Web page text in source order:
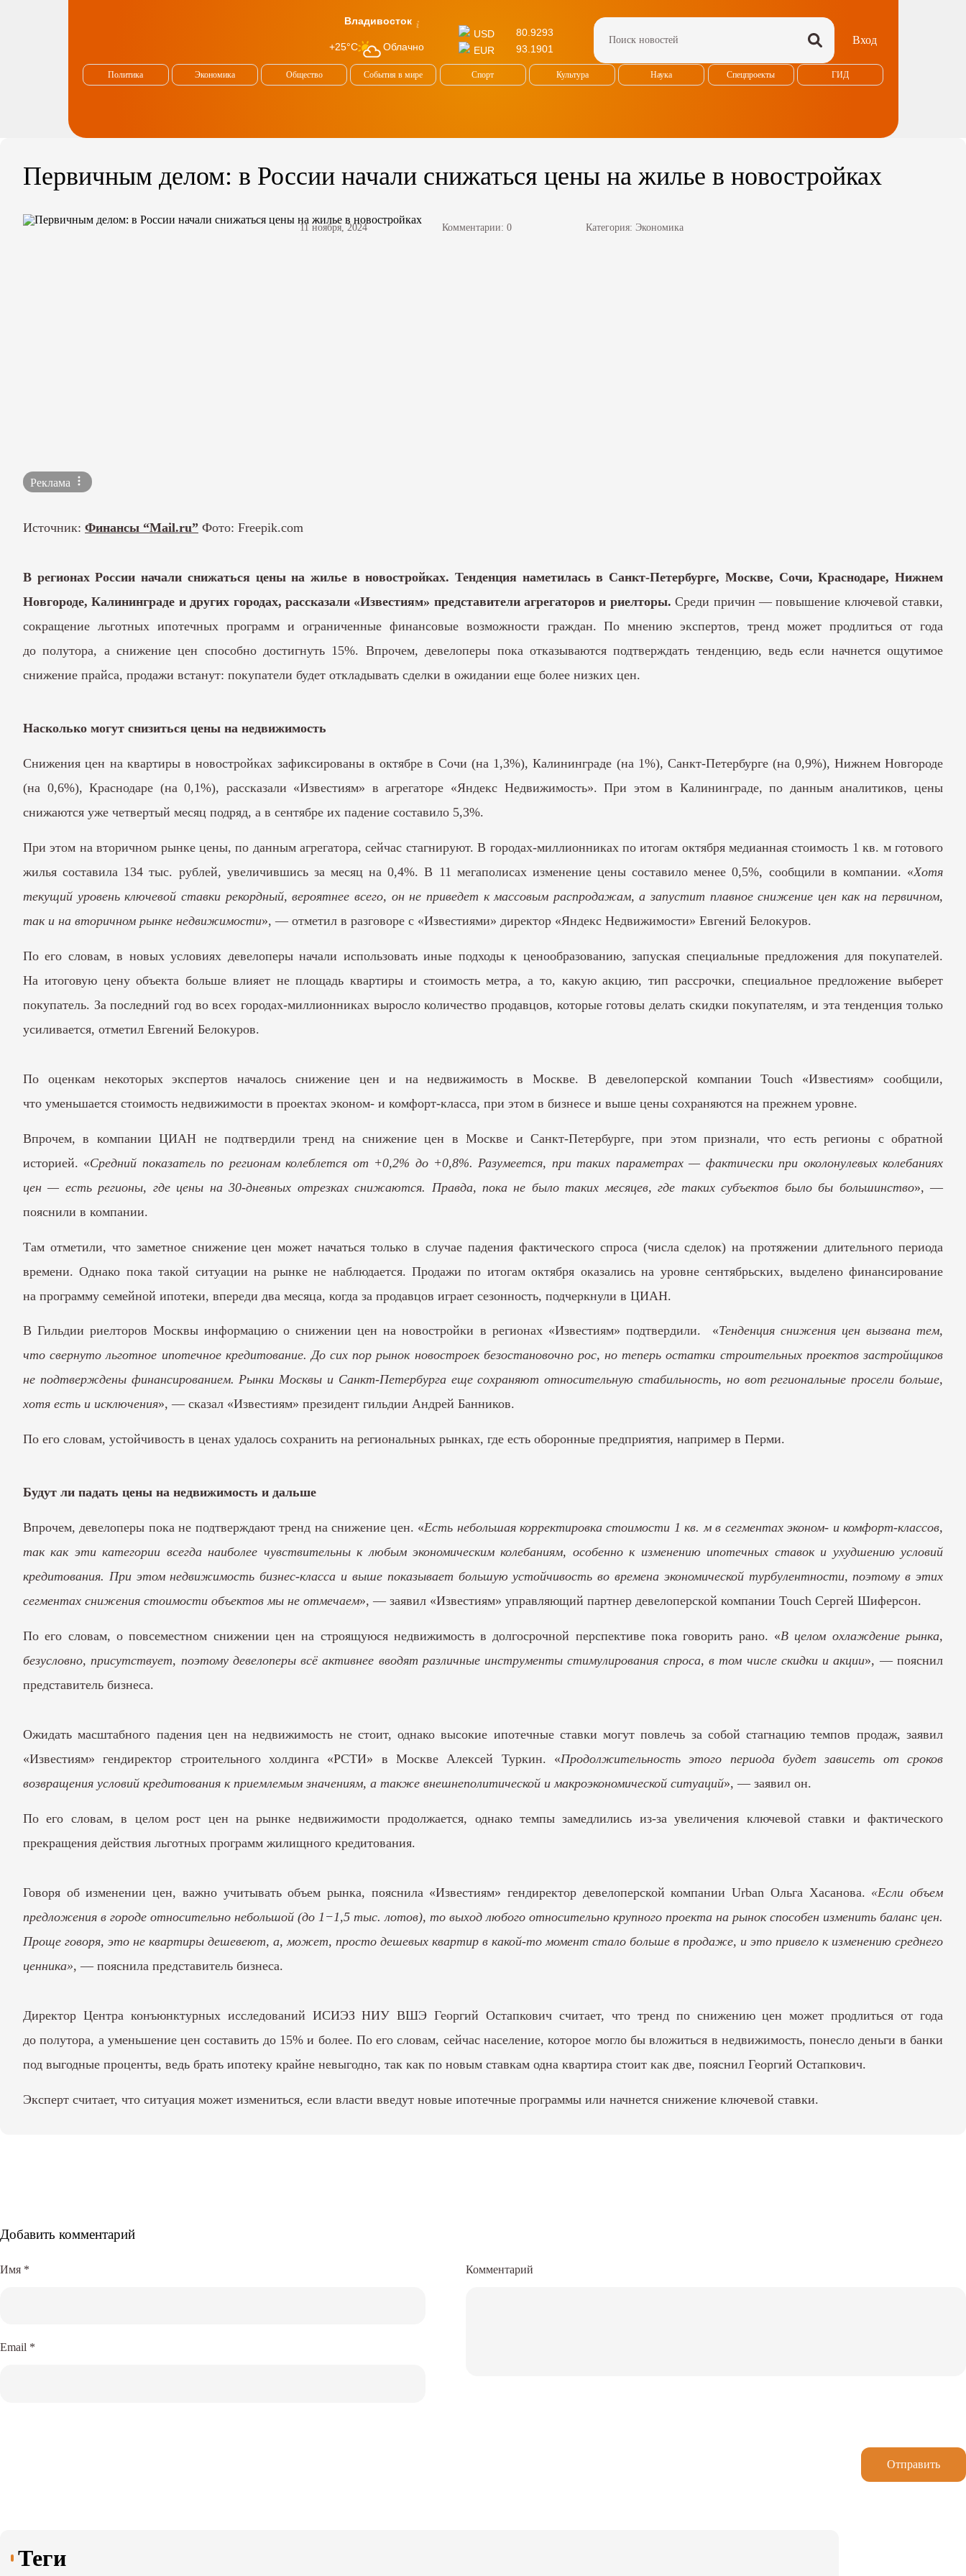
Владивосток
+25°C Облачно
USD
80.9293
EUR
93.1901
Вход
Политика Экономика Общество События в мире Спорт Культура Наука Спецпроекты ГИД
Первичным делом: в России начали снижаться цены на жилье в новостройках
11 ноября, 2024 Комментарии: 0 Категория: Экономика
Реклама
Источник: Финансы “Mail.ru” Фото: Freepik.com
В регионах России начали снижаться цены на жилье в новостройках. Тенденция наметилась в Санкт-Петербурге, Москве, Сочи, Краснодаре, Нижнем
Новгороде, Калининграде и других городах, рассказали «Известиям» представители агрегаторов и риелторы. Среди причин — повышение ключевой ставки,
сокращение льготных ипотечных программ и ограниченные финансовые возможности граждан. По мнению экспертов, тренд может продлиться от года
до полутора, а снижение цен способно достигнуть 15%. Впрочем, девелоперы пока отказываются подтверждать тенденцию, ведь если начнется ощутимое
снижение прайса, продажи встанут: покупатели будет откладывать сделки в ожидании еще более низких цен.
Насколько могут снизиться цены на недвижимость
Снижения цен на квартиры в новостройках зафиксированы в октябре в Сочи (на 1,3%), Калининграде (на 1%), Санкт-Петербурге (на 0,9%), Нижнем Новгороде
(на 0,6%), Краснодаре (на 0,1%), рассказали «Известиям» в агрегаторе «Яндекс Недвижимость». При этом в Калининграде, по данным аналитиков, цены
снижаются уже четвертый месяц подряд, а в сентябре их падение составило 5,3%.
При этом на вторичном рынке цены, по данным агрегатора, сейчас стагнируют. В городах-миллионниках по итогам октября медианная стоимость 1 кв. м готового
жилья составила 134 тыс. рублей, увеличившись за месяц на 0,4%. В 11 мегаполисах изменение цены составило менее 0,5%, сообщили в компании. «Хотя
текущий уровень ключевой ставки рекордный, вероятнее всего, он не приведет к массовым распродажам, а запустит плавное снижение цен как на первичном,
так и на вторичном рынке недвижимости», — отметил в разговоре с «Известиями» директор «Яндекс Недвижимости» Евгений Белокуров.
По его словам, в новых условиях девелоперы начали использовать иные подходы к ценообразованию, запуская специальные предложения для покупателей.
На итоговую цену объекта больше влияет не площадь квартиры и стоимость метра, а то, какую акцию, тип рассрочки, специальное предложение выберет
покупатель. За последний год во всех городах-миллионниках выросло количество продавцов, которые готовы делать скидки покупателям, и эта тенденция только
усиливается, отметил Евгений Белокуров.
По оценкам некоторых экспертов началось снижение цен и на недвижимость в Москве. В девелоперской компании Touch «Известиям» сообщили,
что уменьшается стоимость недвижимости в проектах эконом- и комфорт-класса, при этом в бизнесе и выше цены сохраняются на прежнем уровне.
Впрочем, в компании ЦИАН не подтвердили тренд на снижение цен в Москве и Санкт-Петербурге, при этом признали, что есть регионы с обратной
историей. «Средний показатель по регионам колеблется от +0,2% до +0,8%. Разумеется, при таких параметрах — фактически при околонулевых колебаниях
цен — есть регионы, где цены на 30-дневных отрезках снижаются. Правда, пока не было таких месяцев, где таких субъектов было бы большинство», —
пояснили в компании.
Там отметили, что заметное снижение цен может начаться только в случае падения фактического спроса (числа сделок) на протяжении длительного периода
времени. Однако пока такой ситуации на рынке не наблюдается. Продажи по итогам октября оказались на уровне сентябрьских, выделено финансирование
на программу семейной ипотеки, впереди два месяца, когда за продавцов играет сезонность, подчеркнули в ЦИАН.
В Гильдии риелторов Москвы информацию о снижении цен на новостройки в регионах «Известиям» подтвердили. «Тенденция снижения цен вызвана тем,
что свернуто льготное ипотечное кредитование. До сих пор рынок новостроек безостановочно рос, но теперь остатки строительных проектов застройщиков
не подтверждены финансированием. Рынки Москвы и Санкт-Петербурга еще сохраняют относительную стабильность, но вот региональные просели больше,
хотя есть и исключения», — сказал «Известиям» президент гильдии Андрей Банников.
По его словам, устойчивость в ценах удалось сохранить на региональных рынках, где есть оборонные предприятия, например в Перми.
Будут ли падать цены на недвижимость и дальше
Впрочем, девелоперы пока не подтверждают тренд на снижение цен. «Есть небольшая корректировка стоимости 1 кв. м в сегментах эконом- и комфорт-классов,
так как эти категории всегда наиболее чувствительны к любым экономическим колебаниям, особенно к изменению ипотечных ставок и ухудшению условий
кредитования. При этом недвижимость бизнес-класса и выше показывает большую устойчивость во времена экономической турбулентности, поэтому в этих
сегментах снижения стоимости объектов мы не отмечаем», — заявил «Известиям» управляющий партнер девелоперской компании Touch Сергей Шиферсон.
По его словам, о повсеместном снижении цен на строящуюся недвижимость в долгосрочной перспективе пока говорить рано. «В целом охлаждение рынка,
безусловно, присутствует, поэтому девелоперы всё активнее вводят различные инструменты стимулирования спроса, в том числе скидки и акции», — пояснил
представитель бизнеса.
Ожидать масштабного падения цен на недвижимость не стоит, однако высокие ипотечные ставки могут повлечь за собой стагнацию темпов продаж, заявил
«Известиям» гендиректор строительного холдинга «РСТИ» в Москве Алексей Туркин. «Продолжительность этого периода будет зависеть от сроков
возвращения условий кредитования к приемлемым значениям, а также внешнеполитической и макроэкономической ситуаций», — заявил он.
По его словам, в целом рост цен на рынке недвижимости продолжается, однако темпы замедлились из-за увеличения ключевой ставки и фактического
прекращения действия льготных программ жилищного кредитования.
Говоря об изменении цен, важно учитывать объем рынка, пояснила «Известиям» гендиректор девелоперской компании Urban Ольга Хасанова. «Если объем
предложения в городе относительно небольшой (до 1−1,5 тыс. лотов), то выход любого относительно крупного проекта на рынок способен изменить баланс цен.
Проще говоря, это не квартиры дешевеют, а, может, просто дешевых квартир в какой-то момент стало больше в продаже, и это привело к изменению среднего
ценника», — пояснила представитель бизнеса.
Директор Центра конъюнктурных исследований ИСИЭЗ НИУ ВШЭ Георгий Остапкович считает, что тренд по снижению цен может продлиться от года
до полутора, а уменьшение цен составить до 15% и более. По его словам, сейчас население, которое могло бы вложиться в недвижимость, понесло деньги в банки
под выгодные проценты, ведь брать ипотеку крайне невыгодно, так как по новым ставкам одна квартира стоит как две, пояснил Георгий Остапкович.
Эксперт считает, что ситуация может измениться, если власти введут новые ипотечные программы или начнется снижение ключевой ставки.
Добавить комментарий
Комментарий
Имя *
Email *
Отправить
Теги